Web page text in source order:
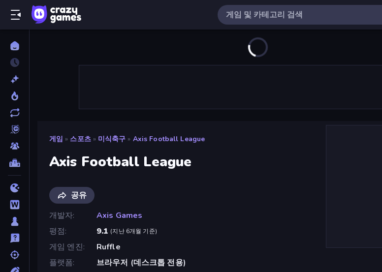
게임 » 스포츠 » 미식축구 » Axis Football League
Axis Football League
공유
개발자
Axis Games
평점
9.1 (지난 6개월 기준)
게임 엔진
Ruffle
플랫폼
브라우저 (데스크톱 전용)